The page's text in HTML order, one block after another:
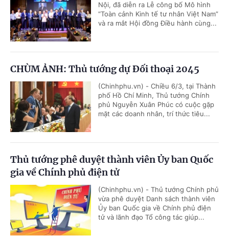
Nội, đã diễn ra Lễ công bố Mô hình
“Toàn cảnh Kinh tế tư nhân Việt Nam”
và ra mắt Hội đồng Điều hành cùng...
CHÙM ẢNH: Thủ tướng dự Đối thoại 2045
(Chinhphu.vn) - Chiều 6/3, tại Thành
phố Hồ Chí Minh, Thủ tướng Chính
phủ Nguyễn Xuân Phúc có cuộc gặp
mặt các doanh nhân, trí thức tiêu...
Thủ tướng phê duyệt thành viên Ủy ban Quốc
gia về Chính phủ điện tử
(Chinhphu.vn) - Thủ tướng Chính phủ
vừa phê duyệt Danh sách thành viên
Ủy ban Quốc gia về Chính phủ điện
tử và lãnh đạo Tổ công tác giúp...